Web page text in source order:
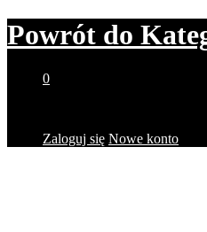
Powrót do
0
Zaloguj się Nowe konto